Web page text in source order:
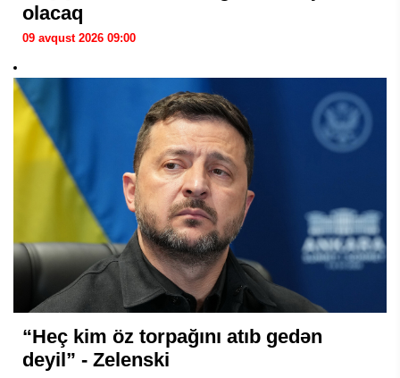
olacaq
09 avqust 2026 09:00
“Heç kim öz torpağını atıb gedən
deyil” - Zelenski